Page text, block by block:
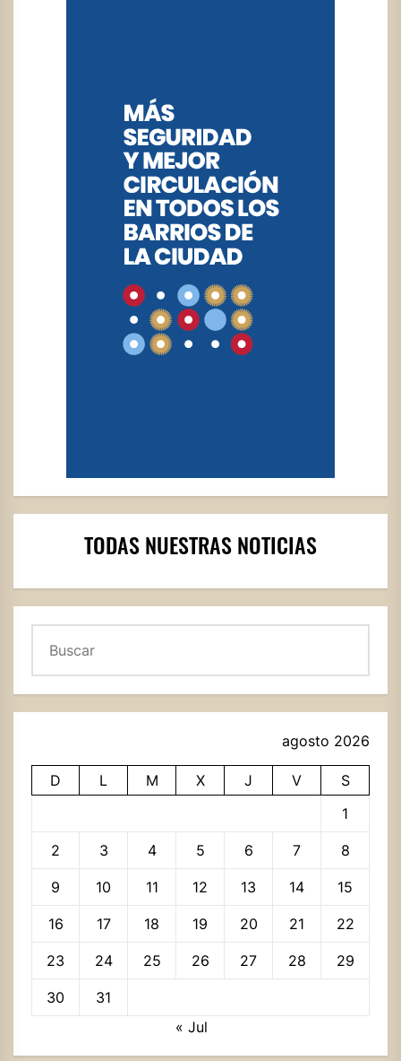
TODAS NUESTRAS NOTICIAS
agosto 2026
D L M X J V
S
1
2 3 4 5 6 7 8
9 10 11 12 13 14 15
16 17 18 19 20 21 22
23 24 25 26 27 28 29
30
31
« Jul